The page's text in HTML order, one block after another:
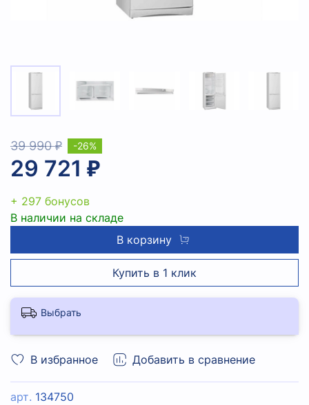
В избранное Добавить в сравнение
арт. 134750
39 990 ₽
29 721 ₽
-26%
+ 297 бонусов
В наличии на складе
В корзину
Купить в 1 клик
Выбрать